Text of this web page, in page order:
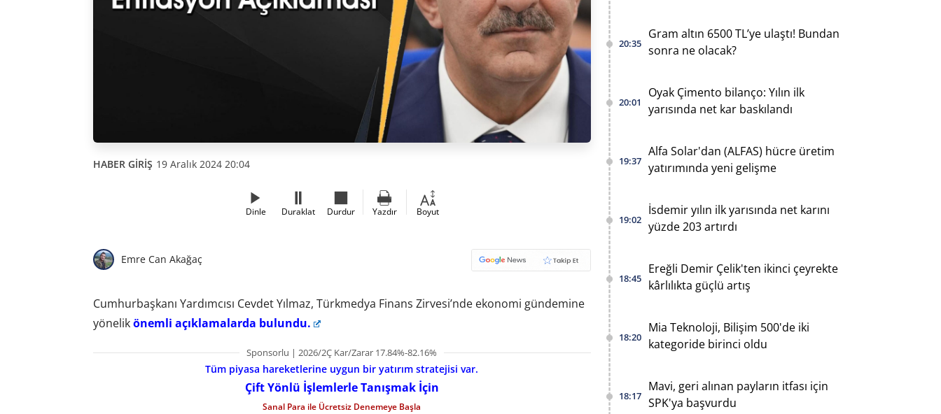
HABER GİRİŞ 19 Aralık 2024 20:04
Dinle Duraklat Durdur Yazdır Boyut
Emre Can Akağaç
Cumhurbaşkanı Yardımcısı Cevdet Yılmaz, Türkmedya Finans Zirvesi’nde ekonomi gündemine
yönelikönemli açıklamalarda bulundu.
Sponsorlu | 2026/2Ç Kar/Zarar 17.84%-82.16%
Tüm piyasa hareketlerine uygun bir yatırım stratejisi var.
Çift Yönlü İşlemlerle Tanışmak İçin
Sanal Para ile Ücretsiz Denemeye Başla
20:35
Gram altın 6500 TL’ye ulaştı! Bundan
sonra ne olacak?
20:01
Oyak Çimento bilanço: Yılın ilk
yarısında net kar baskılandı
19:37
Alfa Solar'dan (ALFAS) hücre üretim
yatırımında yeni gelişme
19:02
İsdemir yılın ilk yarısında net karını
yüzde 203 artırdı
18:45
Ereğli Demir Çelik'ten ikinci çeyrekte
kârlılıkta güçlü artış
18:20
Mia Teknoloji, Bilişim 500'de iki
kategoride birinci oldu
18:17
Mavi, geri alınan payların itfası için
SPK'ya başvurdu